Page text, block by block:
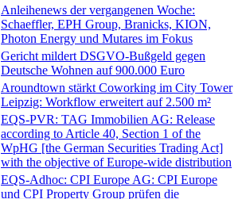
Anleihenews der vergangenen Woche:
Schaeffler, EPH Group, Branicks, KION,
Photon Energy und Mutares im Fokus
Gericht mildert DSGVO-Bußgeld gegen
Deutsche Wohnen auf 900.000 Euro
Aroundtown stärkt Coworking im City Tower
Leipzig: Workflow erweitert auf 2.500 m²
EQS-PVR: TAG Immobilien AG: Release
according to Article 40, Section 1 of the
WpHG [the German Securities Trading Act]
with the objective of Europe-wide distribution
EQS-Adhoc: CPI Europe AG: CPI Europe
und CPI Property Group prüfen die